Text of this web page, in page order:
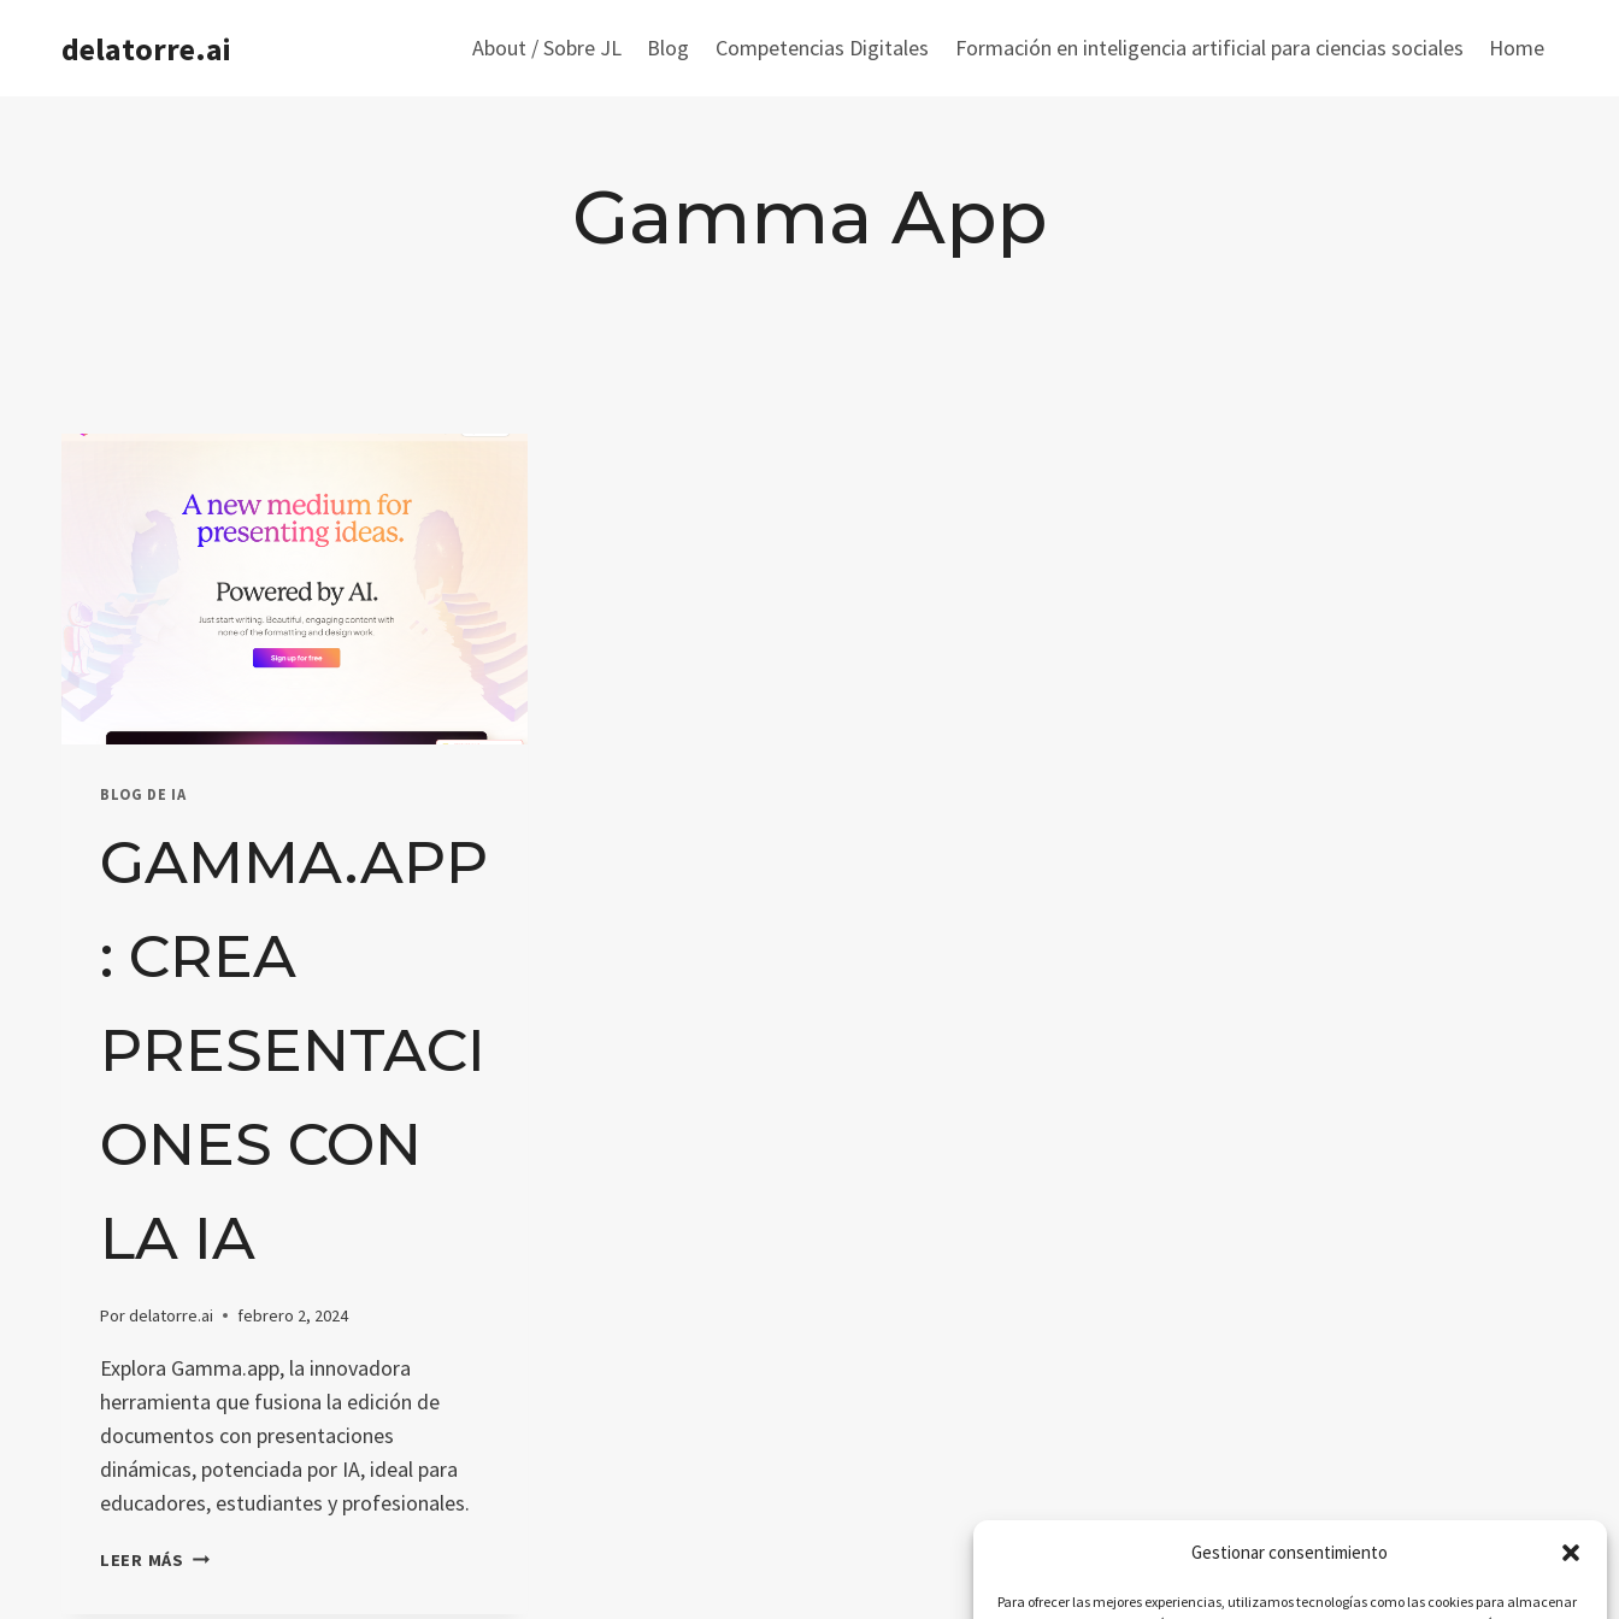
Gestionar consentimiento
Para ofrecer las mejores experiencias, utilizamos tecnologías como las cookies para almacenar
delatorre.ai About / Sobre JL Blog Competencias Digitales Formación en inteligencia artificial para ciencias sociales Home
Gamma App
BLOG DE IA
GAMMA.APP
: CREA
PRESENTACI
ONES CON
LA IA
Pordelatorre.ai febrero 2, 2024
Explora Gamma.app, la innovadora
herramienta que fusiona la edición de
documentos con presentaciones
dinámicas, potenciada por IA, ideal para
educadores, estudiantes y profesionales.
LEER MÁS GAMMA.APP: